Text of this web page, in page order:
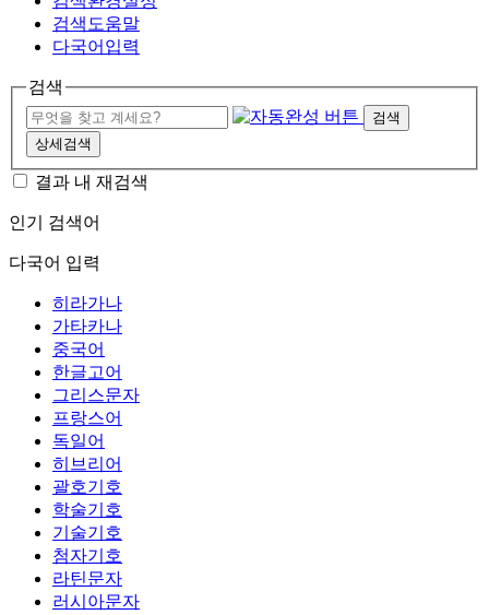
검색도움말
다국어입력
검색
검색
상세검색
결과 내 재검색
인기 검색어
다국어 입력
히라가나
가타카나
중국어
한글고어
그리스문자
프랑스어
독일어
히브리어
괄호기호
학술기호
기술기호
첨자기호
라틴문자
러시아문자